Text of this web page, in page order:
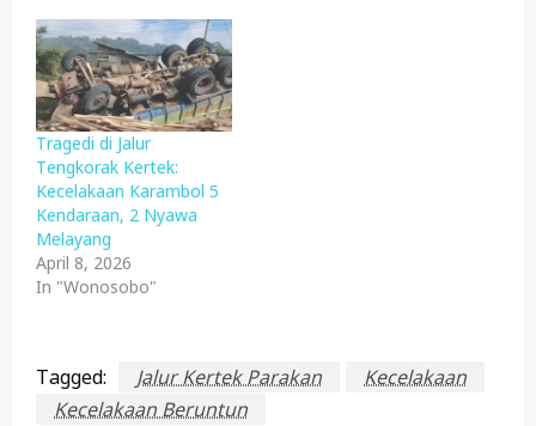
Tragedi di Jalur
Tengkorak Kertek:
Kecelakaan Karambol 5
Kendaraan, 2 Nyawa
Melayang
April 8, 2026
In "Wonosobo"
Tagged: Jalur Kertek Parakan
Kecelakaan
Kecelakaan Beruntun